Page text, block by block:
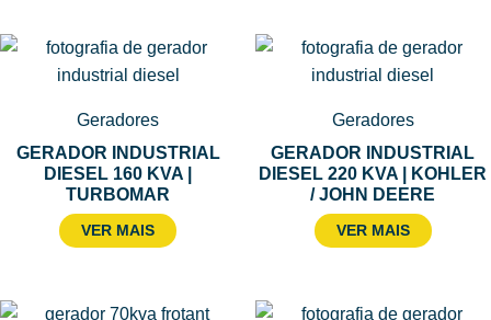
Geradores
GERADOR INDUSTRIAL
DIESEL 160 KVA |
TURBOMAR
VER MAIS
Geradores
GERADOR INDUSTRIAL
DIESEL 220 KVA | KOHLER
/ JOHN DEERE
VER MAIS